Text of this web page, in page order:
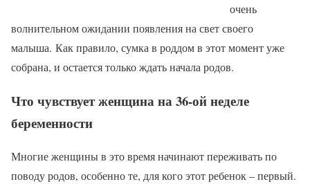
очень
волнительном ожидании появления на свет своего
малыша. Как правило, сумка в роддом в этот момент уже
собрана, и остается только ждать начала родов.
Что чувствует женщина на 36-ой неделе
беременности
Многие женщины в это время начинают переживать по
поводу родов, особенно те, для кого этот ребенок – первый.